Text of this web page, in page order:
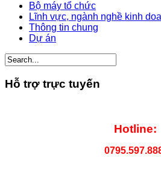
Bộ máy tổ chức
Lĩnh vực, ngành nghề kinh
Thông tin chung
Dự án
Hỗ trợ trực tuyến
Hotline: